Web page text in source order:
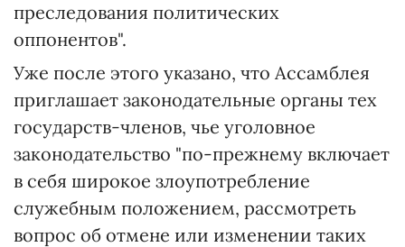
преследования политических
оппонентов".
Уже после этого указано, что Ассамблея
приглашает законодательные органы тех
государств-членов, чье уголовное
законодательство "по-прежнему включает
в себя широкое злоупотребление
служебным положением, рассмотреть
вопрос об отмене или изменении таких